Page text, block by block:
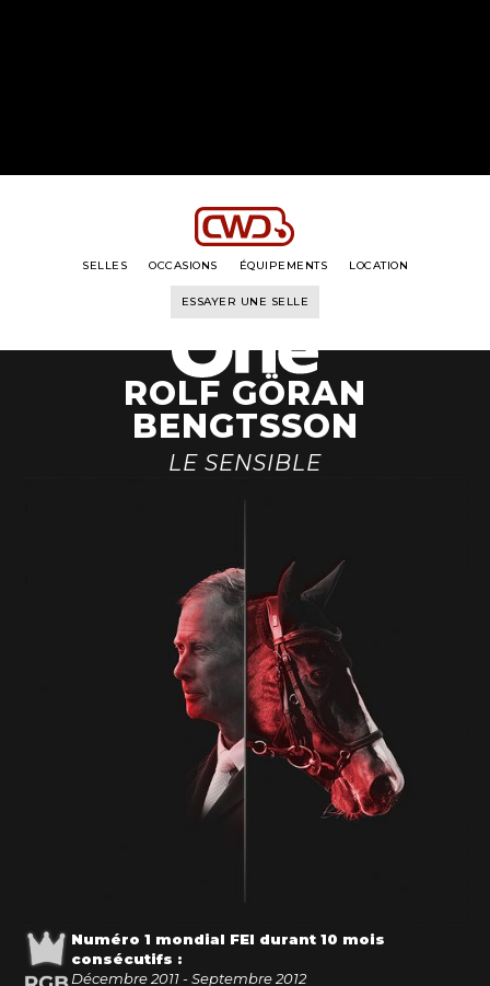
SELLES OCCASIONS ÉQUIPEMENTS LOCATION
ESSAYER UNE SELLE
ROLF GÖRAN
BENGTSSON
LE SENSIBLE
Numéro 1 mondial FEI durant 10 mois
consécutifs :
Décembre 2011 - Septembre 2012